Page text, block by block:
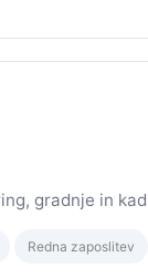
gradnje in
Redna zaposlitev